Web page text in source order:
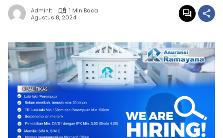
Adminlt
1 Min Baca
Agustus 8, 2024